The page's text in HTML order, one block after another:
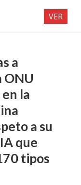
a
ONU
la
a su
que
tipos
VER